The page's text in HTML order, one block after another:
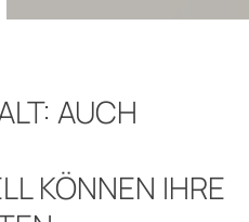
AUCH
KÖNNEN IHRE